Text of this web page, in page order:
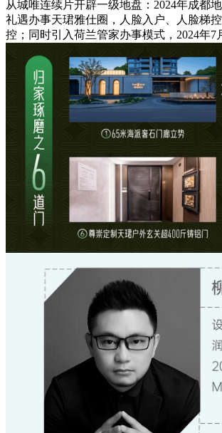
从城唯连续片开辟一级地盘：2024年成都
礼遇办事天珺雅仕圈，人脸入户、人脸梯
控；同时引入荷兰管家办事模式，2024年7